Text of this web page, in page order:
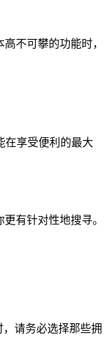
不可攀的功能时，
在享受便利的最大
有针对性地搜寻。
请务必选择那些拥